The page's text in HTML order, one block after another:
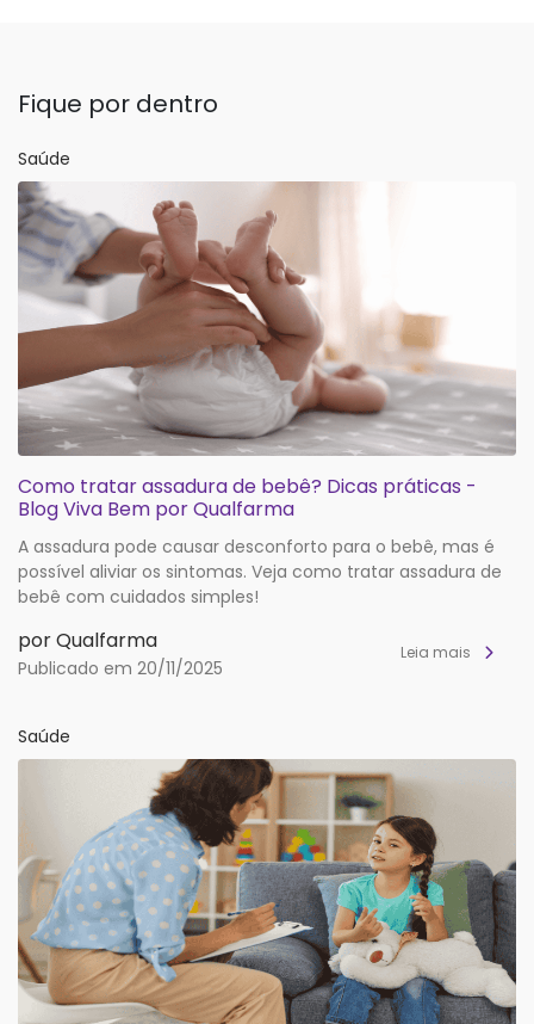
Fique por dentro
Saúde
Como tratar assadura de bebê? Dicas práticas -
Blog Viva Bem por Qualfarma
A assadura pode causar desconforto para o bebê, mas é
possível aliviar os sintomas. Veja como tratar assadura de
bebê com cuidados simples!
por Qualfarma
Publicado em 20/11/2025
Leia mais
Saúde